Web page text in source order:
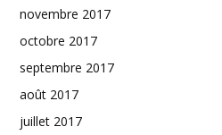
novembre 2017
octobre 2017
septembre 2017
août 2017
juillet 2017